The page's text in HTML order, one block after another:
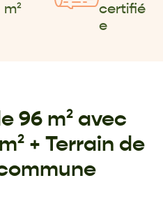
m²
certifié
e
96 m² avec
+ Terrain de